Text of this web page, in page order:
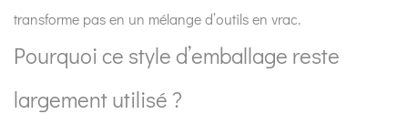
transforme pas en un mélange d’outils en vrac.
Pourquoi ce style d’emballage reste
largement utilisé ?